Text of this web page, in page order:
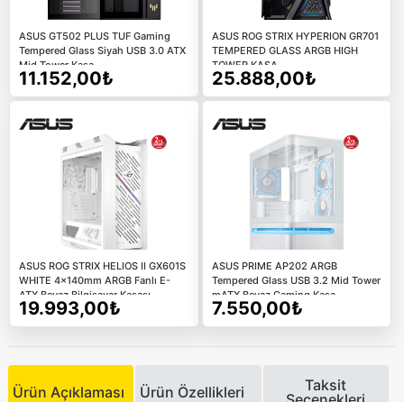
ASUS GT502 PLUS TUF Gaming
Tempered Glass Siyah USB 3.0 ATX
Mid Tower Kasa
11.152,00₺
ASUS ROG STRIX HYPERION GR701
TEMPERED GLASS ARGB HIGH
TOWER KASA
25.888,00₺
ASUS ROG STRIX HELIOS II GX601S
WHITE 4x140mm ARGB Fanlı E-
ATX Beyaz Bilgisayar Kasası
19.993,00₺
ASUS PRIME AP202 ARGB
Tempered Glass USB 3.2 Mid Tower
mATX Beyaz Gaming Kasa
7.550,00₺
Ürün Açıklaması Ürün Özellikleri
Taksit